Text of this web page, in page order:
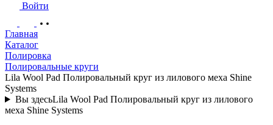
Войти
Главная
Каталог
Полировка
Полировальные круги
Lila Wool Pad Полировальный круг из лилового меха Shine
Systems
Вы здесьLila Wool Pad Полировальный круг из лилового
меха Shine Systems